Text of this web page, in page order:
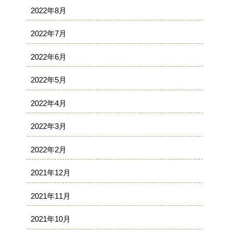
2022年8月
2022年7月
2022年6月
2022年5月
2022年4月
2022年3月
2022年2月
2021年12月
2021年11月
2021年10月